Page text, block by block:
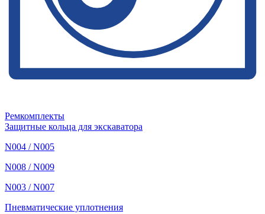
Ремкомплекты
Защитные кольца для экскаватора
N004 / N005
N008 / N009
N003 / N007
Пневматические уплотнения